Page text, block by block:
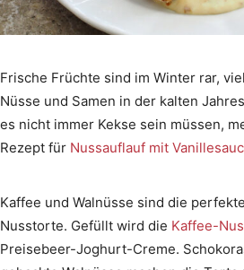
Frische Früchte sind im Winter rar,
Nüsse und Samen in der kalten
es nicht immer Kekse sein müssen,
Rezept für Nussauflauf mit
Kaffee und Walnüsse sind die
Nusstorte. Gefüllt wird die Kaffee-
Preisebeer-Joghurt-Creme.